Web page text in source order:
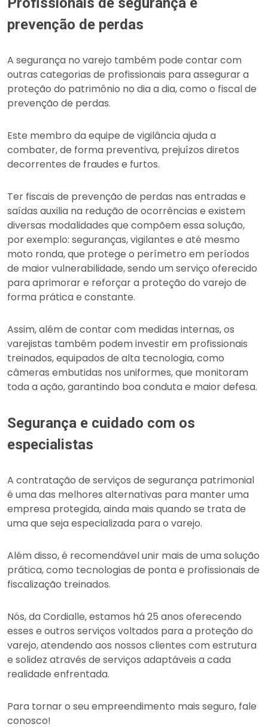
prevenção de perdas
A segurança no varejo também pode contar com
outras categorias de profissionais para assegurar a
proteção do patrimônio no dia a dia, como o fiscal de
prevenção de perdas.
Este membro da equipe de vigilância ajuda a
combater, de forma preventiva, prejuízos diretos
decorrentes de fraudes e furtos.
Ter fiscais de prevenção de perdas nas entradas e
saídas auxilia na redução de ocorrências e existem
diversas modalidades que compõem essa solução,
por exemplo: seguranças, vigilantes e até mesmo
moto ronda, que protege o perímetro em períodos
de maior vulnerabilidade, sendo um serviço oferecido
para aprimorar e reforçar a proteção do varejo de
forma prática e constante.
Assim, além de contar com medidas internas, os
varejistas também podem investir em profissionais
treinados, equipados de alta tecnologia, como
câmeras embutidas nos uniformes, que monitoram
toda a ação, garantindo boa conduta e maior defesa.
Segurança e cuidado com os
especialistas
A contratação de serviços de segurança patrimonial
é uma das melhores alternativas para manter uma
empresa protegida, ainda mais quando se trata de
uma que seja especializada para o varejo.
Além disso, é recomendável unir mais de uma solução
prática, como tecnologias de ponta e profissionais de
fiscalização treinados.
Nós, da Cordialle, estamos há 25 anos oferecendo
esses e outros serviços voltados para a proteção do
varejo, atendendo aos nossos clientes com estrutura
e solidez através de serviços adaptáveis a cada
realidade enfrentada.
Para tornar o seu empreendimento mais seguro, fale
conosco!